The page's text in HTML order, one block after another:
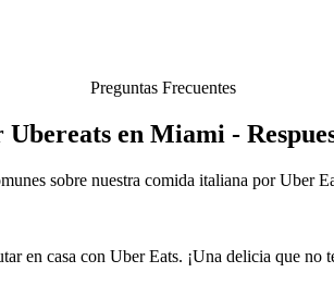
Preguntas Frecuentes
en Miami -
sobre nuestra comida italiana por Uber
en casa con Uber Eats. ¡Una delicia que no